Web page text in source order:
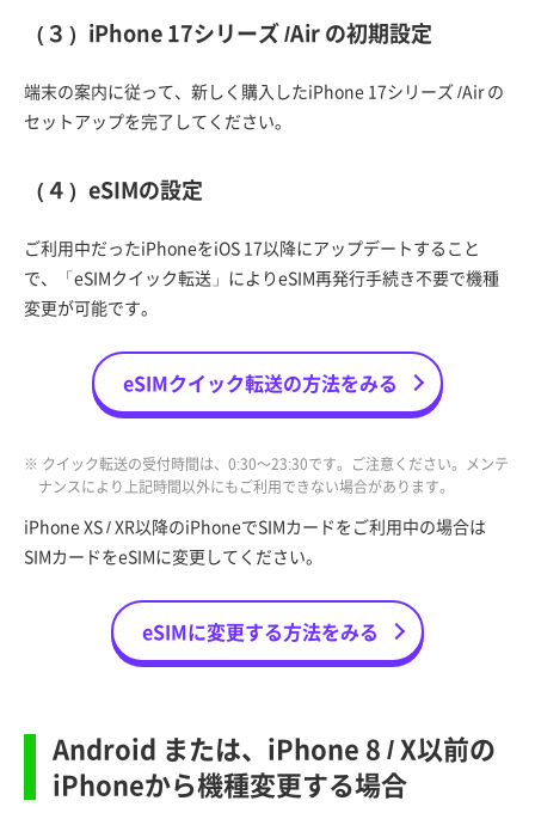
（３）iPhone 17シリーズ /Air の初期設定
端末の案内に従って、新しく購入したiPhone 17シリーズ /Air の
セットアップを完了してください。
（４）eSIMの設定
ご利用中だったiPhoneをiOS 17以降にアップデートすること
で、「eSIMクイック転送」によりeSIM再発行手続き不要で機種
変更が可能です。
eSIMクイック転送の方法をみる
※ クイック転送の受付時間は、0:30～23:30です。ご注意ください。メンテ
ナンスにより上記時間以外にもご利用できない場合があります。
iPhone XS / XR以降のiPhoneでSIMカードをご利用中の場合は
SIMカードをeSIMに変更してください。
eSIMに変更する方法をみる
Android または、iPhone 8 / X以前の
iPhoneから機種変更する場合